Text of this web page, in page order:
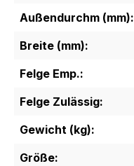
Außendurchm (mm):
Breite (mm):
Felge Emp.:
Felge Zulässig:
Gewicht (kg):
Größe: